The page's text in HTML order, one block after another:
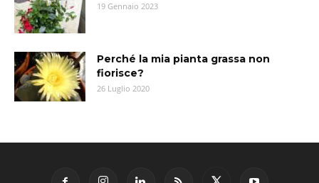
19 Gennaio 2023
Perché la mia pianta grassa non
fiorisce?
26 Luglio 2020